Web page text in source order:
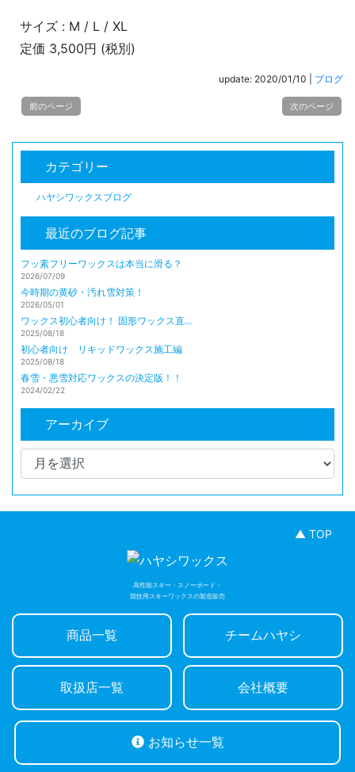
サイズ : M / L / XL
定価 3,500円 (税別)
update: 2020/01/10 ブログ
前のページ 次のページ
カテゴリー
ハヤシワックスブログ
最近のブログ記事
フッ素フリーワックスは本当に滑る？
2026/07/09
今時期の黄砂・汚れ雪対策！
2026/05/01
ワックス初心者向け！ 固形ワックス直...
2025/08/18
初心者向け リキッドワックス施工編
2025/08/18
春雪・悪雪対応ワックスの決定版！！
2024/02/22
アーカイブ
▲ TOP
高性能スキー・スノーボード・
競技用スキーワックスの製造販売
商品一覧 チームハヤシ
取扱店一覧 会社概要
お知らせ一覧